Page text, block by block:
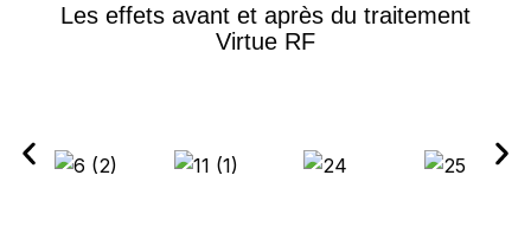
Les effets avant et après du traitement
Virtue RF